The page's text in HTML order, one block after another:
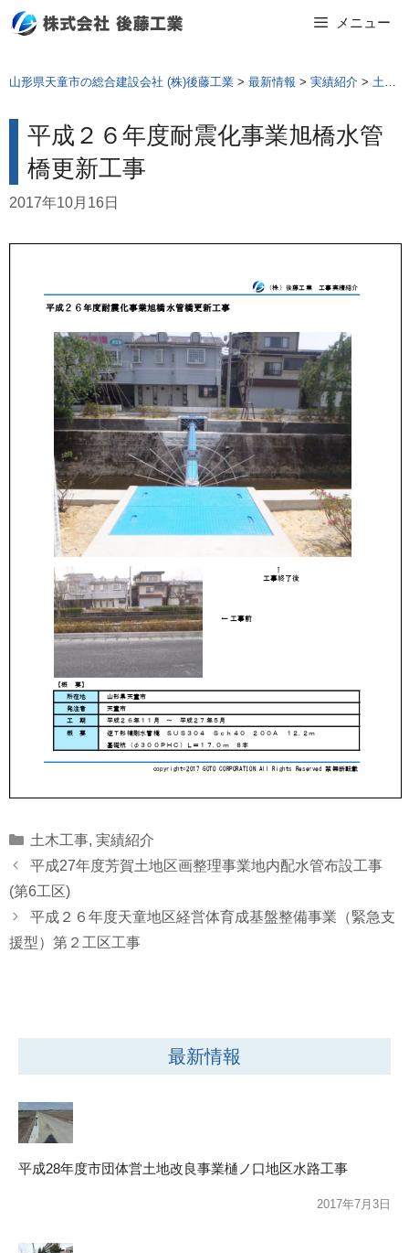
Skip
メニュー
山形県天童市の総合建設会社 (株)後藤工業 > 最新情報 > 実績紹介 > 土木工事
平成２６年度耐震化事業旭橋水管
橋更新工事
2017年10月16日
Categories
土木工事, 実績紹介
平成27年度芳賀土地区画整理事業地内配水管布設工事
(第6工区)
平成２６年度天童地区経営体育成基盤整備事業（緊急支
援型）第２工区工事
最新情報
平成28年度市団体営土地改良事業樋ノ口地区水路工事
2017年7月3日